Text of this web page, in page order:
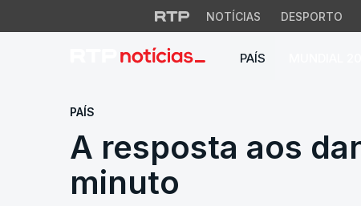
NOTÍCIAS DESPORTO
PAÍS
A resposta aos
PAÍS
A resposta aos
minuto